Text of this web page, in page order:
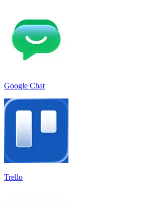
Google Chat
Trello